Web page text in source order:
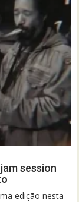
session
edição nesta